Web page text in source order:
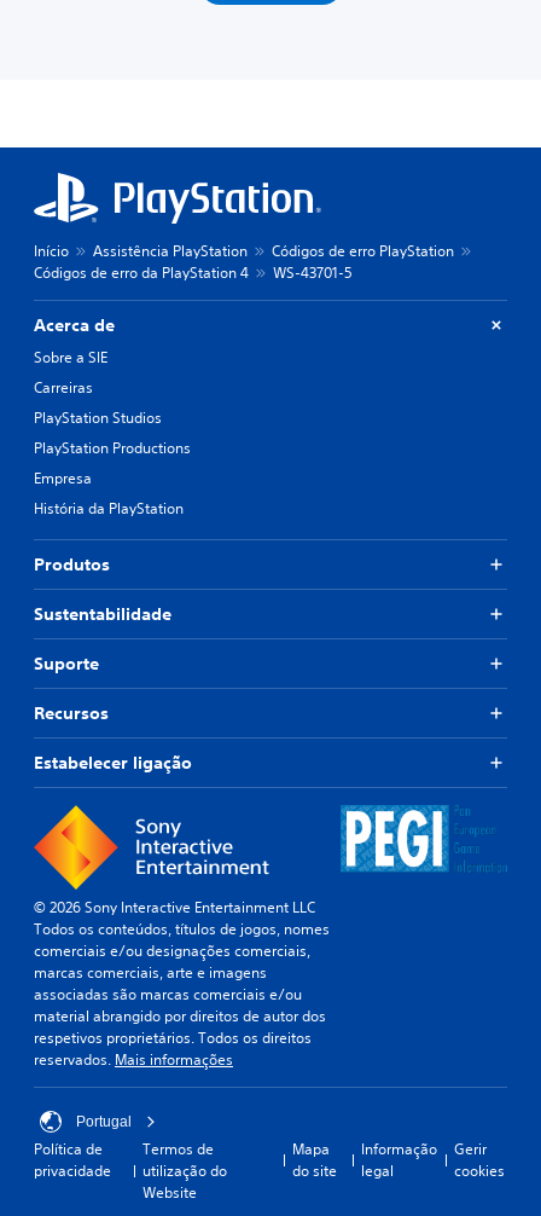
Início Assistência PlayStation
Códigos de erro PlayStation
Códigos de erro da PlayStation 4
WS-43701-5
Acerca de
Sobre a SIE
Carreiras
PlayStation Studios
PlayStation Productions
Empresa
História da PlayStation
Produtos
Sustentabilidade
Suporte
Recursos
Estabelecer ligação
© 2026 Sony Interactive Entertainment LLC
Todos os conteúdos, títulos de jogos, nomes
comerciais e/ou designações comerciais,
marcas comerciais, arte e imagens
associadas são marcas comerciais e/ou
material abrangido por direitos de autor dos
respetivos proprietários. Todos os direitos
reservados. Mais informações
Portugal
Política de
privacidade
Termos de
utilização do
Website
Mapa
do site
Informação
legal
Gerir
cookies